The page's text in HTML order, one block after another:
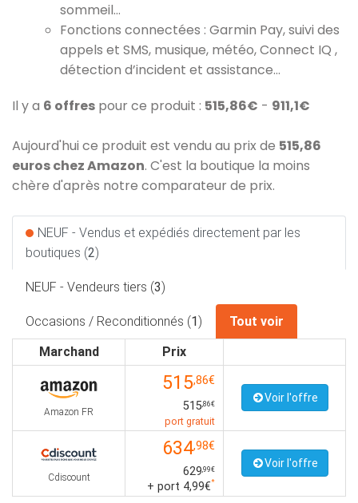
sommeil…
Fonctions connectées : Garmin Pay, suivi des
appels et SMS, musique, météo, Connect IQ ,
détection d’incident et assistance…
Il y a 6 offres pour ce produit : 515,86€ - 911,1€
Aujourd'hui ce produit est vendu au prix de 515,86
euros chez Amazon. C'est la boutique la moins
chère d'après notre comparateur de prix.
NEUF - Vendus et expédiés directement par les
boutiques (2)
NEUF - Vendeurs tiers (3)
Occasions / Reconditionnés (1)
Tout voir
Marchand
Prix
Amazon FR
515,86€
515,86€
port gratuit
Voir l'offre
Cdiscount
634,98€
629,99€
+ port 4,99€*
Voir l'offre